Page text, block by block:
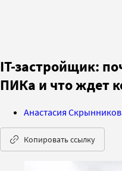
IТ-застройщик:
ПИКа и что ждет
Анастасия
Копировать ссылку